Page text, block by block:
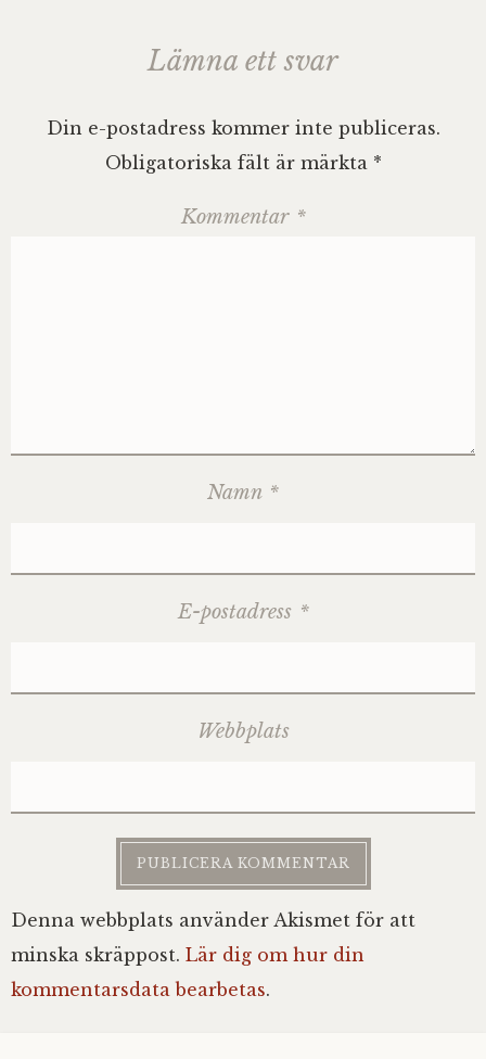
Lämna ett svar
Din e-postadress kommer inte publiceras.
Obligatoriska fält är märkta *
Kommentar *
Namn *
E-postadress *
Webbplats
Denna webbplats använder Akismet för att
minska skräppost. Lär dig om hur din
kommentarsdata bearbetas.